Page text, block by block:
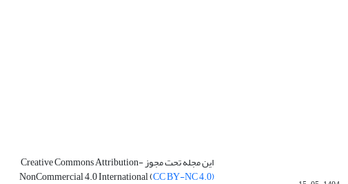
این مجله تحت مجوز Creative Commons Attribution-
NonCommercial 4.0 International (CC BY-NC 4.0)